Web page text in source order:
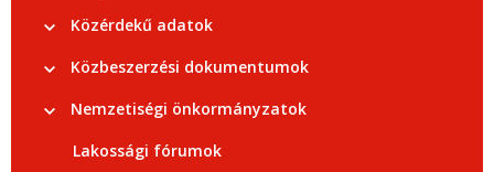
Közérdekű adatok
Közbeszerzési dokumentumok
Nemzetiségi önkormányzatok
Lakossági fórumok